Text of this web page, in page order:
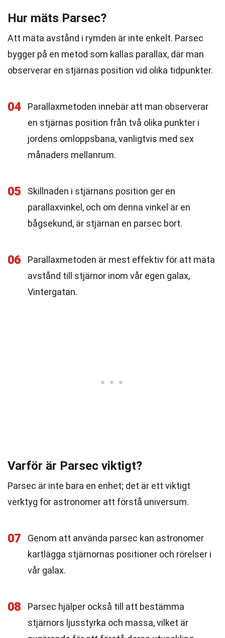
Hur mäts Parsec?
Att mäta avstånd i rymden är inte enkelt. Parsec
bygger på en metod som kallas parallax, där man
observerar en stjärnas position vid olika tidpunkter.
04
Parallaxmetoden innebär att man observerar
en stjärnas position från två olika punkter i
jordens omloppsbana, vanligtvis med sex
månaders mellanrum.
05
Skillnaden i stjärnans position ger en
parallaxvinkel, och om denna vinkel är en
bågsekund, är stjärnan en parsec bort.
06
Parallaxmetoden är mest effektiv för att mäta
avstånd till stjärnor inom vår egen galax,
Vintergatan.
Varför är Parsec viktigt?
Parsec är inte bara en enhet; det är ett viktigt
verktyg för astronomer att förstå universum.
07
Genom att använda parsec kan astronomer
kartlägga stjärnornas positioner och rörelser i
vår galax.
08
Parsec hjälper också till att bestämma
stjärnors ljusstyrka och massa, vilket är